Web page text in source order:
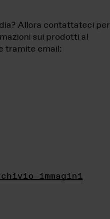
Allora contattateci per
sui prodotti al
tramite email:
immagini